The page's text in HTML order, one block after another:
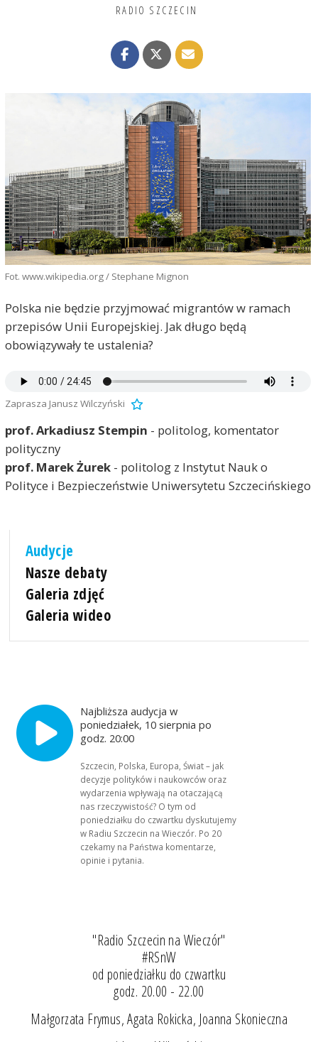
RADIO SZCZECIN
Fot. www.wikipedia.org / Stephane Mignon
Polska nie będzie przyjmować migrantów w ramach
przepisów Unii Europejskiej. Jak długo będą
obowiązywały te ustalenia?
Zaprasza Janusz Wilczyński
prof. Arkadiusz Stempin - politolog, komentator
polityczny
prof. Marek Żurek - politolog z Instytut Nauk o
Polityce i Bezpieczeństwie Uniwersytetu Szczecińskiego
Audycje
Nasze debaty
Galeria zdjęć
Galeria wideo
Najbliższa audycja w
poniedziałek, 10 sierpnia po
godz. 20:00
Szczecin, Polska, Europa, Świat – jak
decyzje polityków i naukowców oraz
wydarzenia wpływają na otaczającą
nas rzeczywistość? O tym od
poniedziałku do czwartku dyskutujemy
w Radiu Szczecin na Wieczór. Po 20
czekamy na Państwa komentarze,
opinie i pytania.
"Radio Szczecin na Wieczór"
#RSnW
od poniedziałku do czwartku
godz. 20.00 - 22.00
Małgorzata Frymus, Agata Rokicka, Joanna Skonieczna